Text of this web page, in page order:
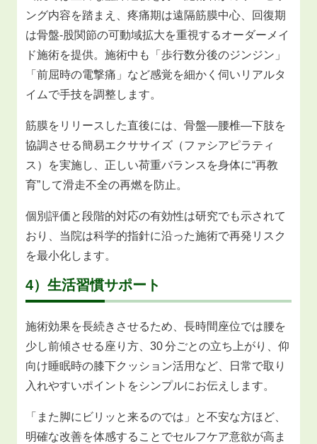
ング内容を踏まえ、疼痛期は遠隔筋膜中心、回復期
は骨盤‐股関節の可動域拡大を重視するオーダーメイ
ド施術を提供。施術中も「歩行数分後のジンジン」
「前屈時の電撃痛」など感覚を細かく伺いリアルタ
イムで手技を調整します。
筋膜をリリースした直後には、骨盤―腰椎―下肢を
協調させる簡易エクササイズ（ファシアピラティ
ス）を実施し、正しい荷重バランスを身体に“再教
育”して滑走不全の再燃を防止。
個別評価と段階的対応の有効性は研究でも示されて
おり、当院は科学的指針に沿った施術で再発リスク
を最小化します。
4）生活習慣サポート
施術効果を長続きさせるため、長時間座位では腰を
少し前傾させる座り方、30 分ごとの立ち上がり、仰
向け睡眠時の膝下クッション活用など、日常で取り
入れやすいポイントをシンプルにお伝えします。
「また脚にビリッと来るのでは」と不安な方ほど、
明確な改善を体感することでセルフケア意欲が高ま